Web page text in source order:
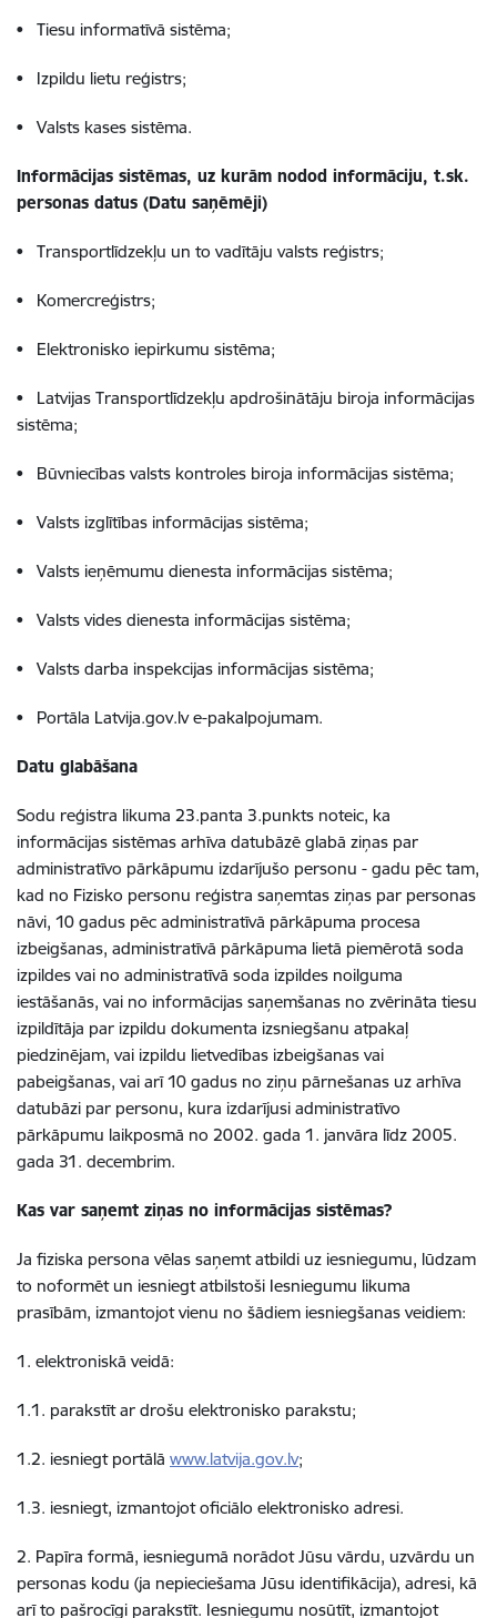
• Tiesu informatīvā sistēma;
• Izpildu lietu reģistrs;
• Valsts kases sistēma.
Informācijas sistēmas, uz kurām nodod informāciju, t.sk.
personas datus (Datu saņēmēji)
• Transportlīdzekļu un to vadītāju valsts reģistrs;
• Komercreģistrs;
• Elektronisko iepirkumu sistēma;
• Latvijas Transportlīdzekļu apdrošinātāju biroja informācijas
sistēma;
• Būvniecības valsts kontroles biroja informācijas sistēma;
• Valsts izglītības informācijas sistēma;
• Valsts ieņēmumu dienesta informācijas sistēma;
• Valsts vides dienesta informācijas sistēma;
• Valsts darba inspekcijas informācijas sistēma;
• Portāla Latvija.gov.lv e-pakalpojumam.
Datu glabāšana
Sodu reģistra likuma 23.panta 3.punkts noteic, ka
informācijas sistēmas arhīva datubāzē glabā ziņas par
administratīvo pārkāpumu izdarījušo personu - gadu pēc tam,
kad no Fizisko personu reģistra saņemtas ziņas par personas
nāvi, 10 gadus pēc administratīvā pārkāpuma procesa
izbeigšanas, administratīvā pārkāpuma lietā piemērotā soda
izpildes vai no administratīvā soda izpildes noilguma
iestāšanās, vai no informācijas saņemšanas no zvērināta tiesu
izpildītāja par izpildu dokumenta izsniegšanu atpakaļ
piedzinējam, vai izpildu lietvedības izbeigšanas vai
pabeigšanas, vai arī 10 gadus no ziņu pārnešanas uz arhīva
datubāzi par personu, kura izdarījusi administratīvo
pārkāpumu laikposmā no 2002. gada 1. janvāra līdz 2005.
gada 31. decembrim.
Kas var saņemt ziņas no informācijas sistēmas?
Ja fiziska persona vēlas saņemt atbildi uz iesniegumu, lūdzam
to noformēt un iesniegt atbilstoši Iesniegumu likuma
prasībām, izmantojot vienu no šādiem iesniegšanas veidiem:
1. elektroniskā veidā:
1.1. parakstīt ar drošu elektronisko parakstu;
1.2. iesniegt portālā www.latvija.gov.lv;
1.3. iesniegt, izmantojot oficiālo elektronisko adresi.
2. Papīra formā, iesniegumā norādot Jūsu vārdu, uzvārdu un
personas kodu (ja nepieciešama Jūsu identifikācija), adresi, kā
arī to pašrocīgi parakstīt. Iesniegumu nosūtīt, izmantojot